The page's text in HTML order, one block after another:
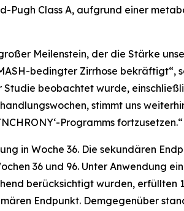
Pugh Class A, aufgrund einer
Meilenstein, der die Stärke
bedingter Zirrhose bekräftigt“,
Studie beobachtet wurde,
stimmt uns
Programms fortzusetzen.“
in Woche 36. Die sekundären
36 und 96. Unter Anwendung
berücksichtigt wurden, erfüllten
Endpunkt. Demgegenüber